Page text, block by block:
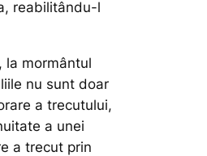
reabilitându-l
la mormântul
nu sunt doar
a trecutului,
a unei
a trecut prin